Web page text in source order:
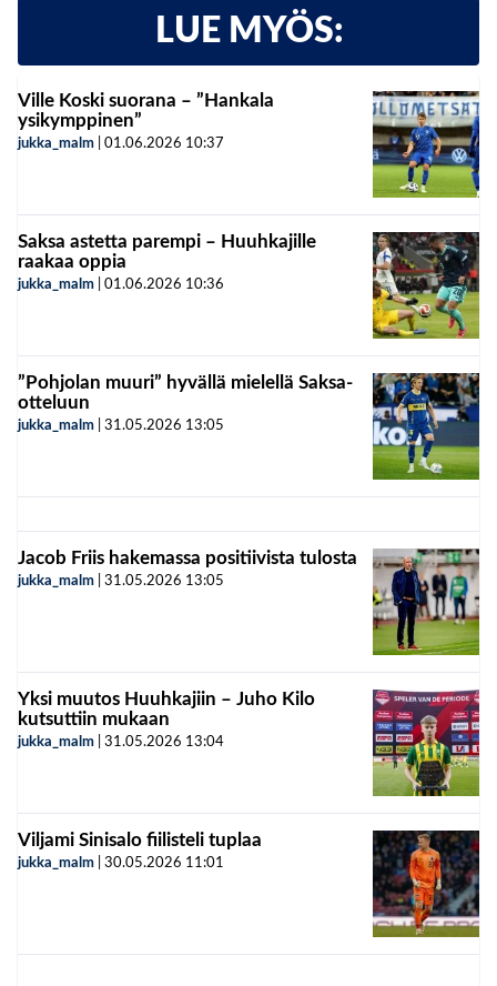
LUE MYÖS:
Ville Koski suorana – ”Hankala
ysikymppinen”
jukka_malm 01.06.2026 10:37
Saksa astetta parempi – Huuhkajille
raakaa oppia
jukka_malm 01.06.2026 10:36
”Pohjolan muuri” hyvällä mielellä Saksa-
otteluun
jukka_malm 31.05.2026 13:05
Jacob Friis hakemassa positiivista tulosta
jukka_malm 31.05.2026 13:05
Yksi muutos Huuhkajiin – Juho Kilo
kutsuttiin mukaan
jukka_malm 31.05.2026 13:04
Viljami Sinisalo fiilisteli tuplaa
jukka_malm 30.05.2026 11:01